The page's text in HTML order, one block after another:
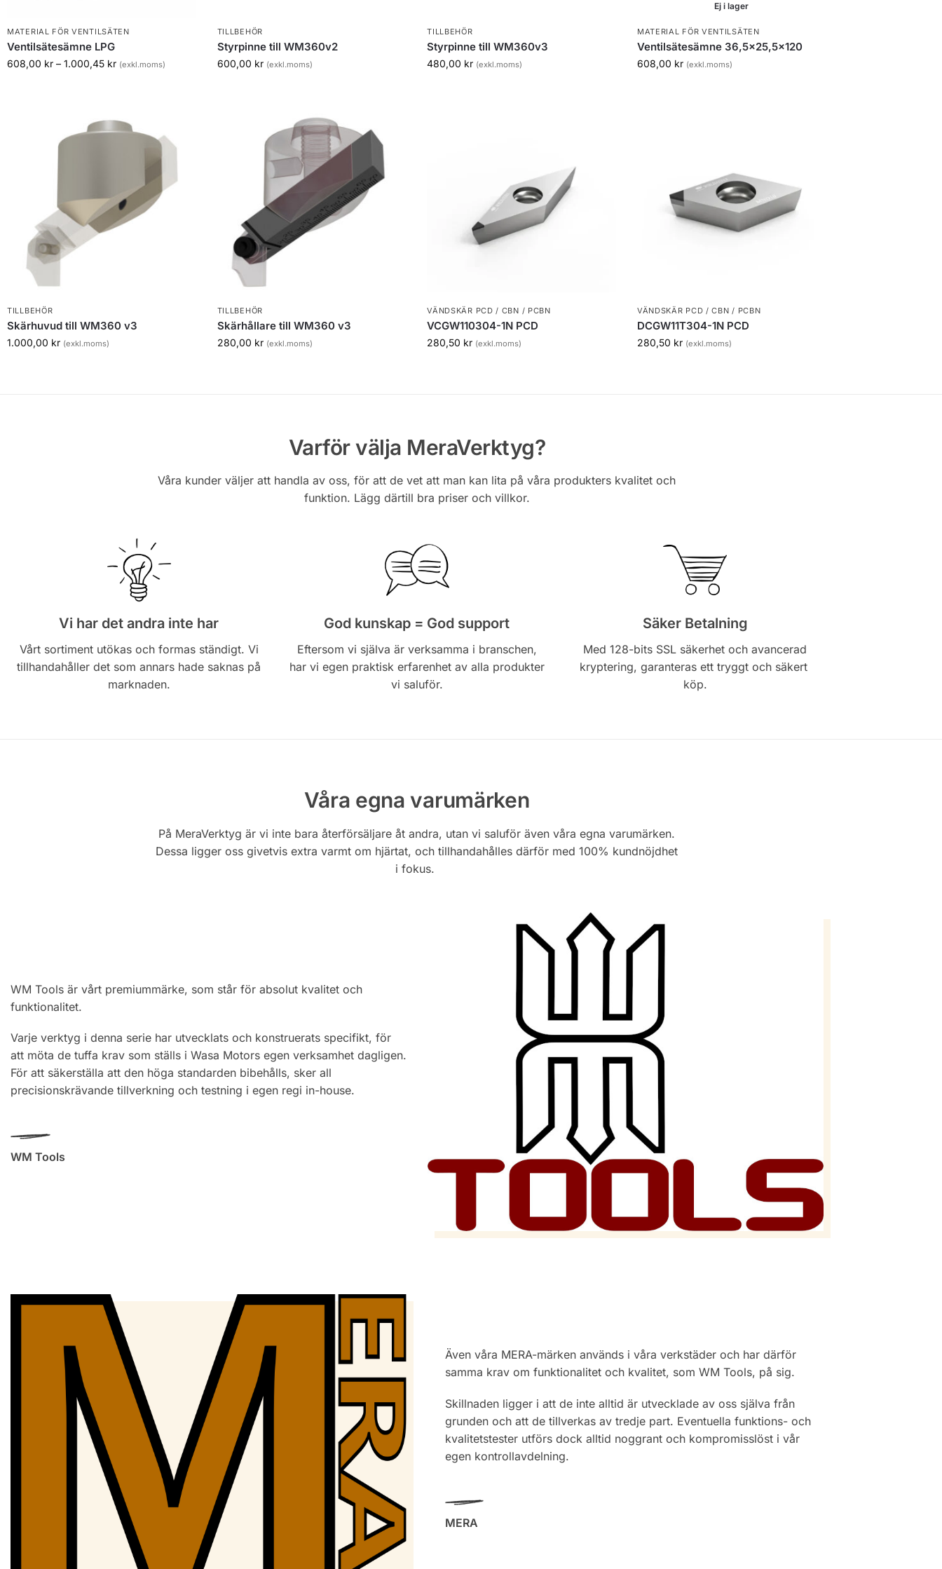
MATERIAL FÖR VENTILSÄTEN
Ventilsätesämne LPG
608,00 kr – 1.000,45 kr (exkl.moms)
TILLBEHÖR
Styrpinne till WM360v2
600,00 kr (exkl.moms)
TILLBEHÖR
Styrpinne till WM360v3
480,00 kr (exkl.moms)
Ej i lager
MATERIAL FÖR VENTILSÄTEN
Ventilsätesämne 36,5×25,5×120
608,00 kr (exkl.moms)
TILLBEHÖR
Skärhuvud till WM360 v3
1.000,00 kr (exkl.moms)
TILLBEHÖR
Skärhållare till WM360 v3
280,00 kr (exkl.moms)
VÄNDSKÄR PCD / CBN / PCBN
VCGW110304-1N PCD
280,50 kr (exkl.moms)
VÄNDSKÄR PCD / CBN / PCBN
DCGW11T304-1N PCD
280,50 kr (exkl.moms)
Varför välja MeraVerktyg?
Våra kunder väljer att handla av oss, för att de vet att man kan lita på våra produkters kvalitet och
funktion. Lägg därtill bra priser och villkor.
Vi har det andra inte har
Vårt sortiment utökas och formas ständigt. Vi
tillhandahåller det som annars hade saknas på
marknaden.
God kunskap = God support
Eftersom vi själva är verksamma i branschen,
har vi egen praktisk erfarenhet av alla produkter
vi saluför.
Säker Betalning
Med 128-bits SSL säkerhet och avancerad
kryptering, garanteras ett tryggt och säkert
köp.
Våra egna varumärken
På MeraVerktyg är vi inte bara återförsäljare åt andra, utan vi saluför även våra egna varumärken.
Dessa ligger oss givetvis extra varmt om hjärtat, och tillhandahålles därför med 100% kundnöjdhet
i fokus.
WM Tools är vårt premiummärke, som står för absolut kvalitet och
funktionalitet.
Varje verktyg i denna serie har utvecklats och konstruerats specifikt, för
att möta de tuffa krav som ställs i Wasa Motors egen verksamhet dagligen.
För att säkerställa att den höga standarden bibehålls, sker all
precisionskrävande tillverkning och testning i egen regi in-house.
WM Tools
Även våra MERA-märken används i våra verkstäder och har därför
samma krav om funktionalitet och kvalitet, som WM Tools, på sig.
Skillnaden ligger i att de inte alltid är utvecklade av oss själva från
grunden och att de tillverkas av tredje part. Eventuella funktions- och
kvalitetstester utförs dock alltid noggrant och kompromisslöst i vår
egen kontrollavdelning.
MERA